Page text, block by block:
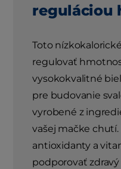
reguláciou
Toto
regulovať
vysokokvalitné
pre budovanie
vyrobené z
vašej mačke
antioxidanty a
podporovať